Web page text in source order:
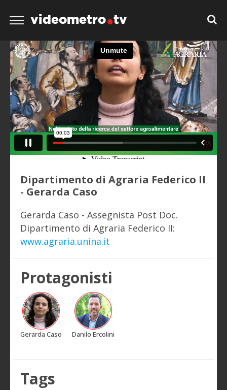
videometro tv
Dipartimento di Agraria Federico II
- Gerarda Caso
Gerarda Caso - Assegnista Post Doc.
Dipartimento di Agraria Federico II:
www.agraria.unina.it
Protagonisti
Gerarda Caso Danilo Ercolini
Tags